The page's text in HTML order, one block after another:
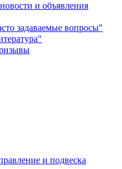
и объявления
задаваемые вопросы"
и подвеска